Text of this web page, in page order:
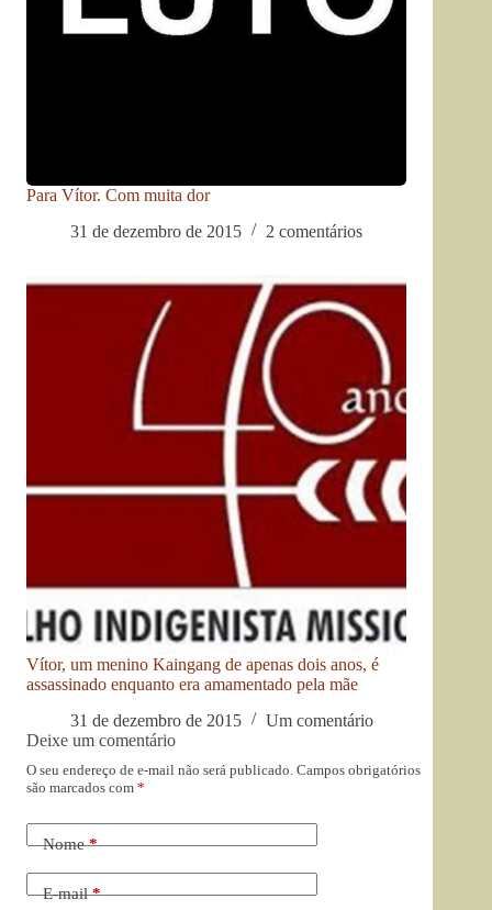
Para Vítor. Com muita dor
31 de dezembro de 2015
2 comentários
Vítor, um menino Kaingang de apenas dois anos, é
assassinado enquanto era amamentado pela mãe
31 de dezembro de 2015
Um comentário
Deixe um comentário
O seu endereço de e-mail não será publicado. Campos obrigatórios
são marcados com *
Nome*
E-mail*